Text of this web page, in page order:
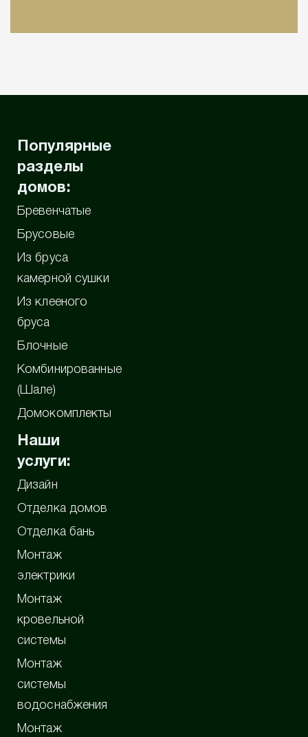
Популярные
разделы
домов:
Бревенчатые
Брусовые
Из бруса
камерной сушки
Из клееного
бруса
Блочные
Комбинированные
(Шале)
Домокомплекты
Наши
услуги:
Дизайн
Отделка домов
Отделка бань
Монтаж
электрики
Монтаж
кровельной
системы
Монтаж
системы
водоснабжения
Монтаж